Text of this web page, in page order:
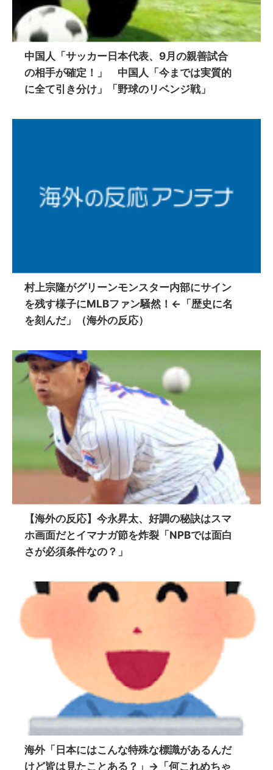
中国人「サッカー日本代表、9月の親善試合
の相手が確定！」 中国人「今までは実質的
に全て引き分け」「野球のリベンジ戦」
村上宗隆がグリーンモンスター内部にサイン
を残す様子にMLBファン騒然！←「歴史に名
を刻んだ」（海外の反応）
【海外の反応】今永昇太、好調の秘訣はスマ
ホ画面だとイマナガ節を炸裂「NPBでは面白
さが必須条件なの？」
海外「日本にはこんな特殊な標識があるんだ
けど皆は見たことある？」→「何これめちゃ